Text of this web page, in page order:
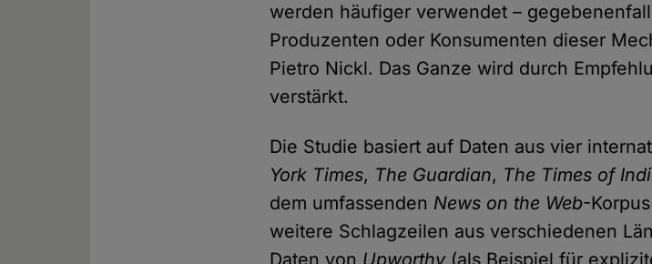
werden häufiger verwendet –
Produzenten oder Konsumenten dieser
Pietro Nickl. Das Ganze wird durch
verstärkt.
Die Studie basiert auf Daten aus vier
York Times, The Guardian, The Times of
dem umfassenden News on the Web-Korpus
weitere Schlagzeilen aus verschiedenen